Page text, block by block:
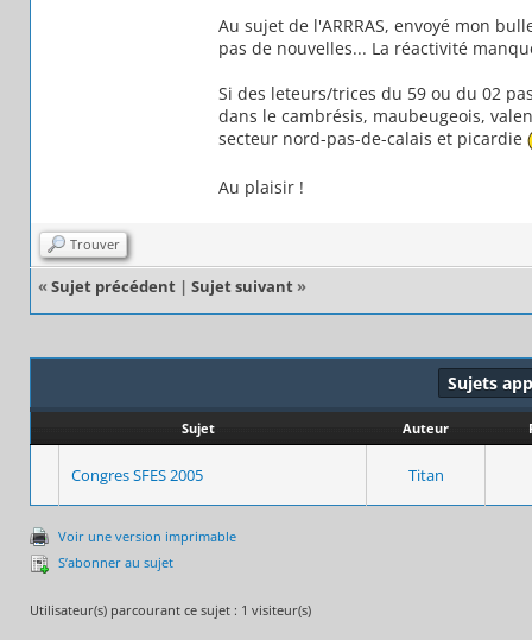
Au sujet de l'ARRRAS, envoyé mon
pas de nouvelles... La réactivité
Si des leteurs/trices du 59 ou du 02
dans le cambrésis, maubeugeois,
secteur nord-pas-de-calais et picardie
Au plaisir !
Trouver
« Sujet précédent | Sujet suivant »
Sujets
Sujet Auteur
Congres SFES 2005 Titan
Voir une version imprimable
S’abonner au sujet
Utilisateur(s) parcourant ce sujet : 1 visiteur(s)